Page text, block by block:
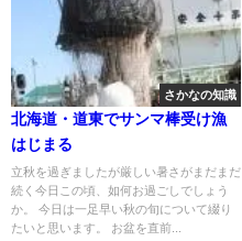
さかなの知識
北海道・道東でサンマ棒受け漁
はじまる
立秋を過ぎましたが厳しい暑さがまだまだ
続く今日この頃、如何お過ごしでしょう
か。 今日は一足早い秋の旬について綴り
たいと思います。 お盆を直前...